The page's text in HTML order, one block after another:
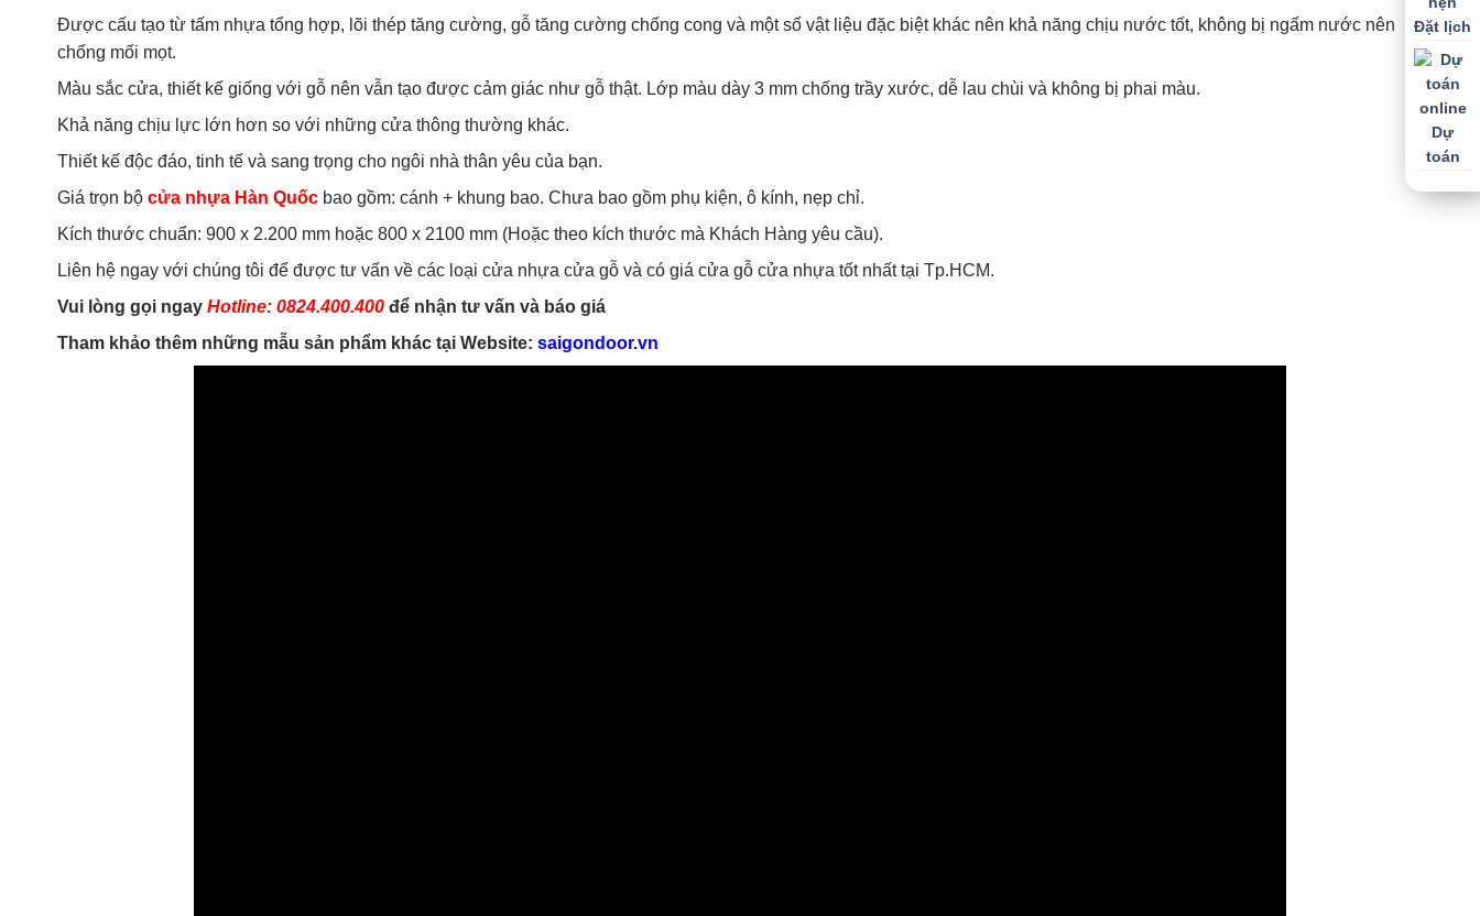
Được cấu tạo từ tấm nhựa tổng hợp, lõi thép tăng cường, gỗ tăng cường chống cong và một số vật liệu đặc biệt khác nên khả năng chịu nước tốt, không bị ngấm nước nên
chống mối mọt.
Màu sắc cửa, thiết kế giống với gỗ nên vẫn tạo được cảm giác như gỗ thật. Lớp màu dày 3 mm chống trầy xước, dễ lau chùi và không bị phai màu.
Khả năng chịu lực lớn hơn so với những cửa thông thường khác.
Thiết kế độc đáo, tinh tế và sang trọng cho ngôi nhà thân yêu của bạn.
Giá trọn bộ cửa nhựa Hàn Quốc bao gồm: cánh + khung bao. Chưa bao gồm phụ kiện, ô kính, nẹp chỉ.
Kích thước chuẩn: 900 x 2.200 mm hoặc 800 x 2100 mm (Hoặc theo kích thước mà Khách Hàng yêu cầu).
Liên hệ ngay với chúng tôi để được tư vấn về các loại cửa nhựa cửa gỗ và có giá cửa gỗ cửa nhựa tốt nhất tại Tp.HCM.
Vui lòng gọi ngay Hotline: 0824.400.400 để nhận tư vấn và báo giá
Tham khảo thêm những mẫu sản phẩm khác tại Website: saigondoor.vn
Đặt lịch
Dự
toán